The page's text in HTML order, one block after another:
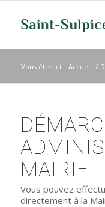
Vous êtes ici : Accueil /
MAIRIE
Vous pouvez
directement à la